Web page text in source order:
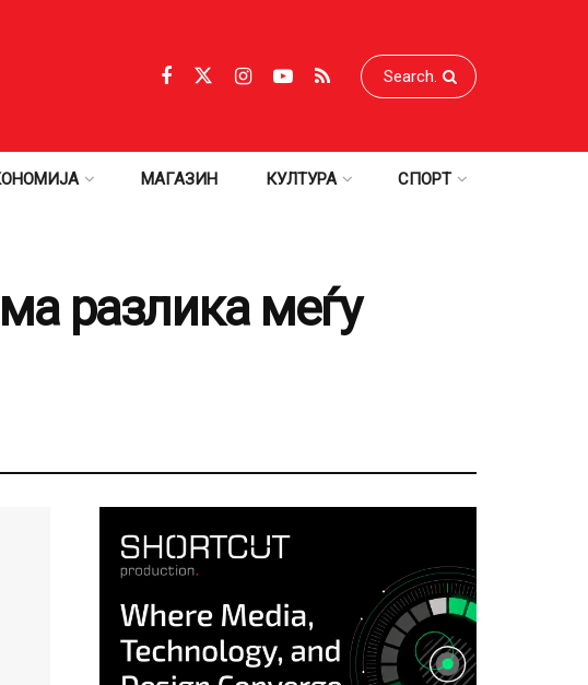
МАГАЗИН КУЛТУРА СПОРТ
разлика меѓу